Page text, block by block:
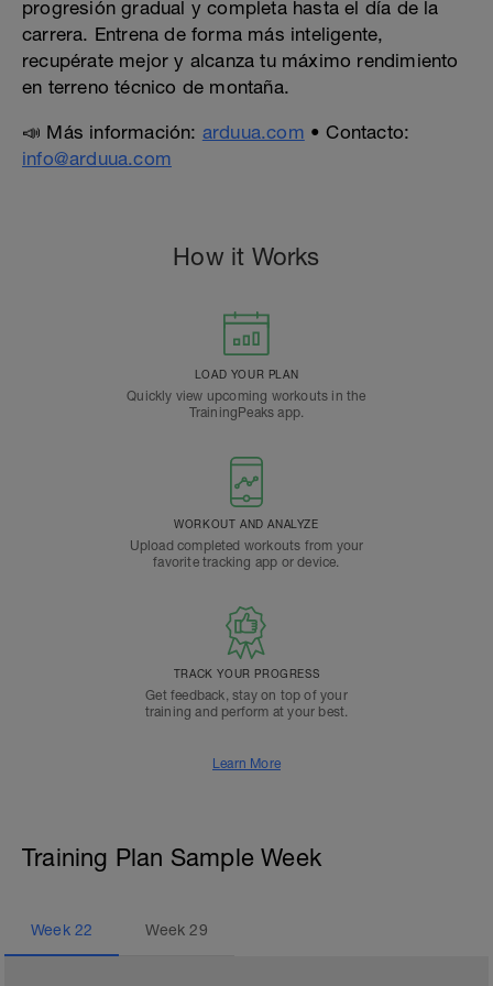
progresión gradual y completa hasta el día de la
carrera. Entrena de forma más inteligente,
recupérate mejor y alcanza tu máximo rendimiento
en terreno técnico de montaña.
📣 Más información: arduua.com • Contacto:
info@arduua.com
How it Works
LOAD YOUR PLAN
Quickly view upcoming workouts in the
TrainingPeaks app.
WORKOUT AND ANALYZE
Upload completed workouts from your
favorite tracking app or device.
TRACK YOUR PROGRESS
Get feedback, stay on top of your
training and perform at your best.
Learn More
Training Plan Sample Week
Week 22 Week29